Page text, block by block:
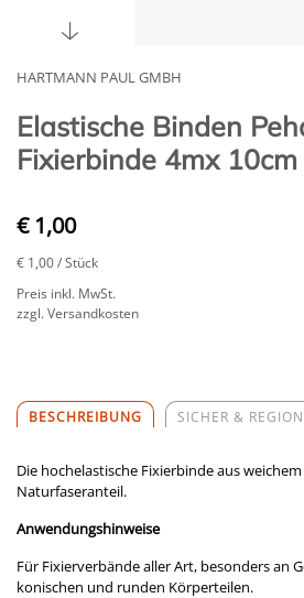
HARTMANN PAUL GMBH
Elastische Binden
Fixierbinde 4mx
€ 1,00
€ 1,00/ Stück
Preis inkl. MwSt.
zzgl. Versandkosten
BESCHREIBUNG SICHER &
Die hochelastische Fixierbinde aus
Naturfaseranteil.
Anwendungshinweise
Für Fixierverbände aller Art, besonders an
konischen und runden Körperteilen.